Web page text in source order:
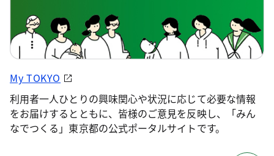
My TOKYO
利用者一人ひとりの興味関心や状況に応じて必要な情報
をお届けするとともに、皆様のご意見を反映し、「みん
なでつくる」東京都の公式ポータルサイトです。